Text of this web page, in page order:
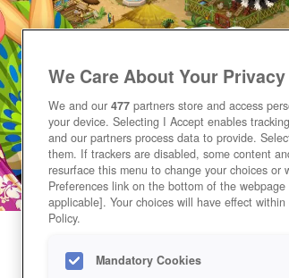
We Care About Your Privacy
We and our 477 partners store and access
your device. Selecting I Accept enables
and our partners process data to provide.
them. If trackers are disabled, some content
resurface this menu to change your choices
Preferences link on the bottom of the
applicable]. Your choices will have effect
Policy.
Mandatory Cookies